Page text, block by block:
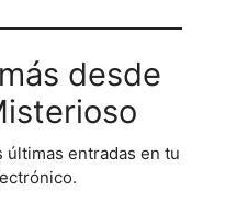
desde
entradas en tu